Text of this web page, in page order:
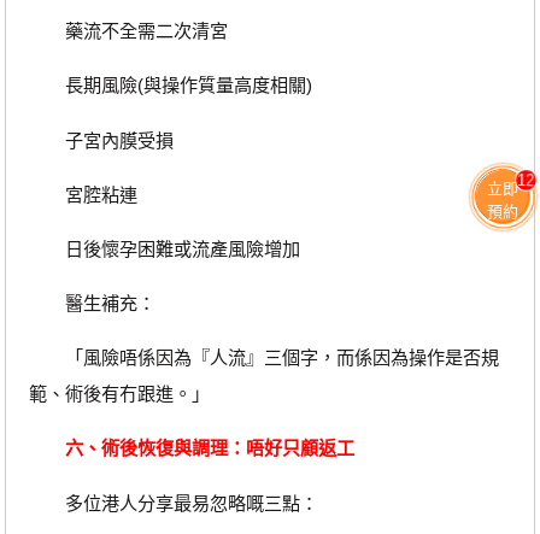
藥流不全需二次清宮
長期風險(與操作質量高度相關)
子宮內膜受損
宮腔粘連
日後懷孕困難或流產風險增加
醫生補充：
「風險唔係因為『人流』三個字，而係因為操作是否規
範、術後有冇跟進。」
六、術後恢復與調理：唔好只顧返工
多位港人分享最易忽略嘅三點：
立即
預約
12